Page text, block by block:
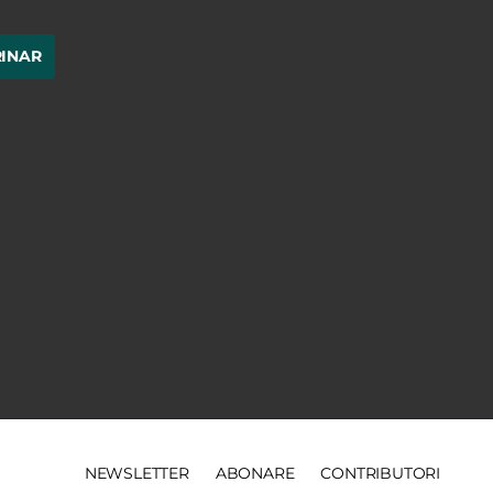
NEWSLETTER ABONARE CONTRIBUTORI